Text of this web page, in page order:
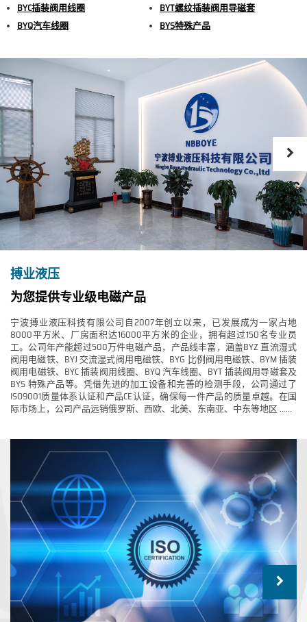
BYC插装阀用线圈
BYT螺纹插装阀用导磁套
BYQ汽车线圈
BYS特殊产品
搏业液压
为您提供专业级电磁产品
宁波搏业液压科技有限公司自2007年创立以来，已发展成为一家占地
8000平方米、厂房面积达16000平方米的企业，拥有超过150名专业员
工。公司年产能超过500万件电磁产品，产品线丰富，涵盖BYZ 直流湿式
阀用电磁铁、BYJ 交流湿式阀用电磁铁、BYG 比例阀用电磁铁、BYM 插装
阀用电磁铁、BYC 插装阀用线圈、BYQ 汽车线圈、BYT 插装阀用导磁套及
BYS 特殊产品等。凭借先进的加工设备和完善的检测手段，公司通过了
ISO9001质量体系认证和产品CE认证，确保每一件产品的质量卓越。在国
际市场上，公司产品远销俄罗斯、西欧、北美、东南亚、中东等地区 ......